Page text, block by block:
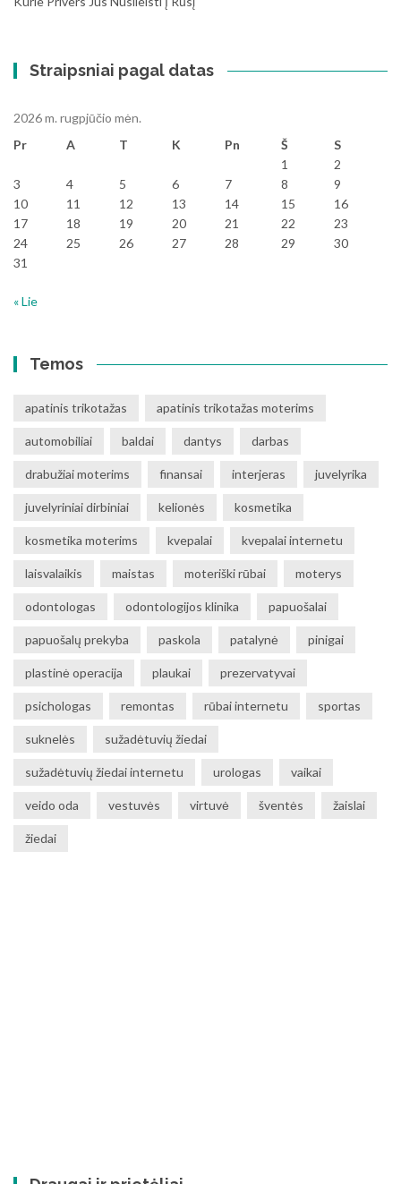
Straipsniai pagal datas
2026 m. rugpjūčio mėn.
Pr
A T K Pn Š
S
1
2
3
4 5 6 7 8
9
10
11 12 13 14 15
16
17
18 19 20 21 22
23
24
25 26 27 28 29
30
31
« Lie
Temos
apatinis trikotažas apatinis trikotažas moterims
automobiliai baldai dantys darbas
drabužiai moterims finansai interjeras juvelyrika
juvelyriniai dirbiniai kelionės kosmetika
kosmetika moterims kvepalai kvepalai internetu
laisvalaikis maistas moteriški rūbai moterys
odontologas odontologijos klinika papuošalai
papuošalų prekyba paskola patalynė pinigai
plastinė operacija plaukai prezervatyvai
psichologas remontas rūbai internetu sportas
suknelės sužadėtuvių žiedai
sužadėtuvių žiedai internetu urologas vaikai
veido oda vestuvės virtuvė šventės žaislai
žiedai